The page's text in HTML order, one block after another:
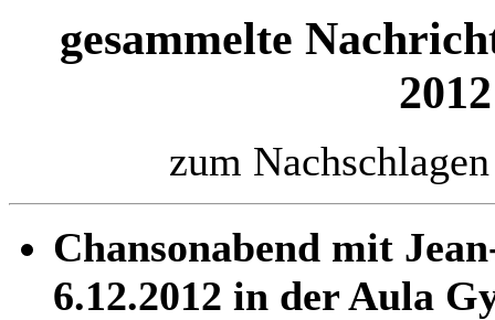
gesammelte
2012
zum
Chansonabend mit
6.12.2012 in der Aula